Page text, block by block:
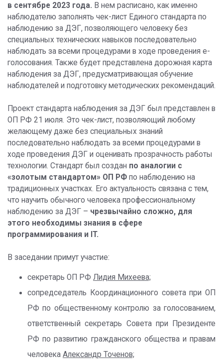
в сентябре 2023 года. В нем расписано, как именно
наблюдателю заполнять чек-лист Единого стандарта по
наблюдению за ДЭГ, позволяющего человеку без
специальных технических навыков последовательно
наблюдать за всеми процедурами в ходе проведения е-
голосования. Также будет представлена дорожная карта
наблюдения за ДЭГ, предусматривающая обучение
наблюдателей и подготовку методических рекомендаций.
Проект стандарта наблюдения за ДЭГ был представлен в
ОП РФ 21 июля. Это чек-лист, позволяющий любому
желающему даже без специальных знаний
последовательно наблюдать за всеми процедурами в
ходе проведения ДЭГ и оценивать прозрачность работы
технологии. Стандарт был создан по аналогии с
«золотым стандартом» ОП РФ по наблюдению на
традиционных участках. Его актуальность связана с тем,
что научить обычного человека профессиональному
наблюдению за ДЭГ – чрезвычайно сложно, для
этого необходимы знания в сфере
программирования и IT.
В заседании примут участие:
секретарь ОП РФ Лидия Михеева;
сопредседатель Координационного совета при ОП
РФ по общественному контролю за голосованием,
ответственный секретарь Совета при Президенте
РФ по развитию гражданского общества и правам
человека Александр Точенов;